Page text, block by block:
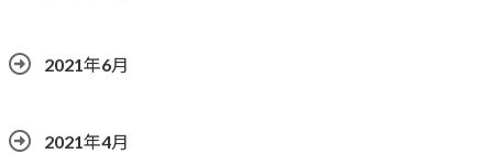
2021年6月
2021年4月